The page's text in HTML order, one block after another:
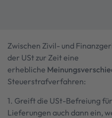
Zwischen Zivil- und
der USt zur Zeit eine
erhebliche
Steuerstrafverfahren:
1. Greift die USt-Befreiung
Lieferungen auch dann ein,